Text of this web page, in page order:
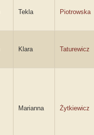
Tekla Piotrowska
Klara Taturewicz
Marianna Żytkiewicz